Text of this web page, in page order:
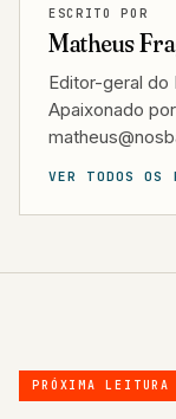
ESCRITO POR
Matheus
Editor-geral do
Apaixonado
VER TODOS OS
PRÓXIMA LEITURA